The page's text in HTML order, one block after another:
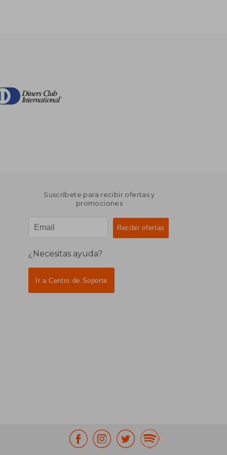
Suscríbete para recibir ofertas y
promociones
¿Necesitas ayuda?
Ir a Centro de Soporte